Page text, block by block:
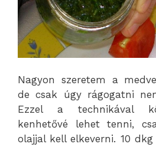
Nagyon szeretem a
de csak úgy rágogatni
Ezzel a technikával
kenhetővé lehet tenni,
olajjal kell elkeverni. 10